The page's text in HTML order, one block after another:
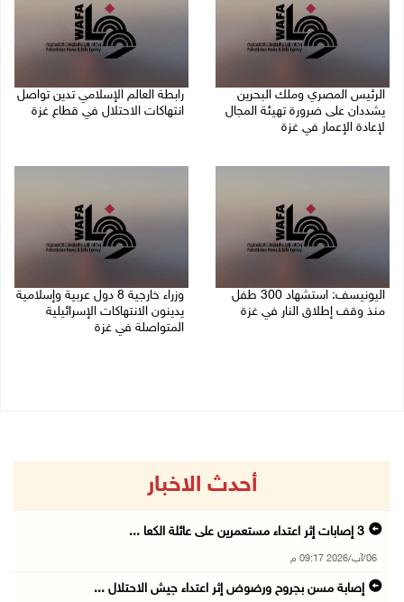
الرئيس المصري وملك البحرين
يشددان على ضرورة تهيئة المجال
لإعادة الإعمار في غزة
رابطة العالم الإسلامي تدين تواصل
انتهاكات الاحتلال في قطاع غزة
اليونيسف: استشهاد 300 طفل
منذ وقف إطلاق النار في غزة
وزراء خارجية 8 دول عربية وإسلامية
يدينون الانتهاكات الإسرائيلية
المتواصلة في غزة
أحدث الاخبار
06/آب/2026 09:17 م
إصابة مسن بجروح ورضوض إثر اعتداء جيش الاحتلال ...